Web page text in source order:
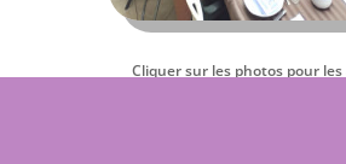
Cliquer sur les photos pour